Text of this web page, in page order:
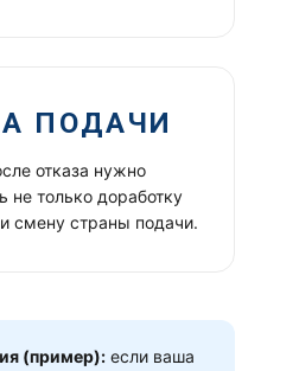
ПОДАЧИ
отказа нужно
не только доработку
смену страны подачи.
(пример):если ваша